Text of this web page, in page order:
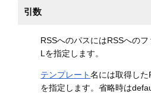
引数
RSSへのパスにはRSSへの
Lを指定します。
テンプレート名には取得し
を指定します。省略時は